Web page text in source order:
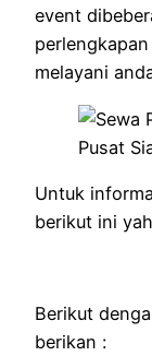
event
melayani
Untuk
berikut ini
Berikut
berikan :